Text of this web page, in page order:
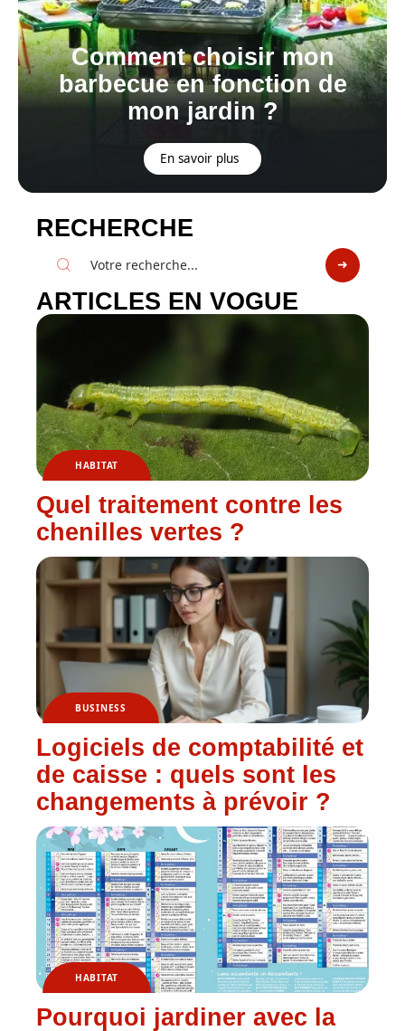
Comment choisir mon
barbecue en fonction de
mon jardin ?
En savoir plus
RECHERCHE
ARTICLES EN VOGUE
HABITAT
Quel traitement contre les
chenilles vertes ?
BUSINESS
Logiciels de comptabilité et
de caisse : quels sont les
changements à prévoir ?
HABITAT
Pourquoi jardiner avec la